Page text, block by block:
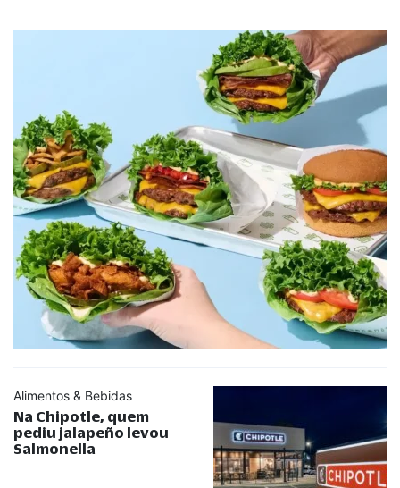
Alimentos & Bebidas
Na Chipotle, quem
pediu jalapeño levou
Salmonella